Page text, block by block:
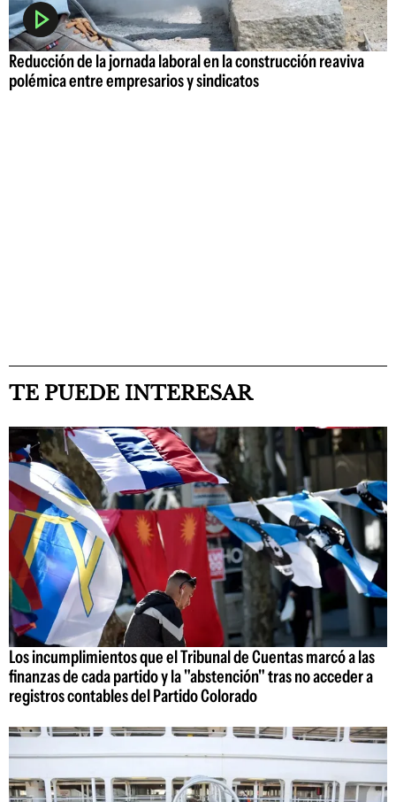
Reducción de la jornada laboral en la construcción reaviva
polémica entre empresarios y sindicatos
TE PUEDE INTERESAR
Los incumplimientos que el Tribunal de Cuentas marcó a las
finanzas de cada partido y la "abstención" tras no acceder a
registros contables del Partido Colorado